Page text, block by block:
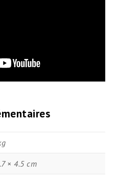
× 4.5 cm